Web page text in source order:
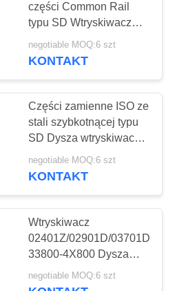
Rail
73
oleju
części Common Rail
typu SD Wtryskiwacz
paliwa Diesel Dysza CR
DN0SD126
negotiable MOQ:6 szt
KONTAKT
Części zamienne ISO ze
stali szybkotnącej typu
SD Dysza wtryskiwacza
paliwa do silników
wysokoprężnych
negotiable MOQ:6 szt
KONTAKT
Wtryskiwacz
02401Z/02901D/03701D
33800-4X800 Dysza
wtrysku paliwa Diesel
L137PBD
negotiable MOQ:6 szt